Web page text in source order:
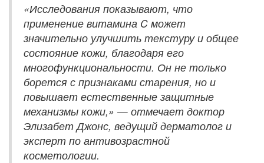
«Исследования показывают, что
применение витамина C может
значительно улучшить текстуру и общее
состояние кожи, благодаря его
многофункциональности. Он не только
борется с признаками старения, но и
повышает естественные защитные
механизмы кожи,» — отмечает доктор
Элизабет Джонс, ведущий дерматолог и
эксперт по антивозрастной
косметологии.